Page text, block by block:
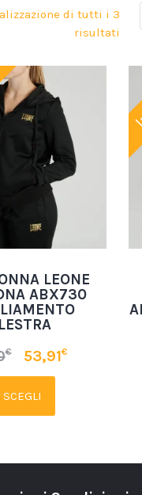
di tutti i 3
risultati
LEONE
ABX730
€ 53,91€
SCEGLI